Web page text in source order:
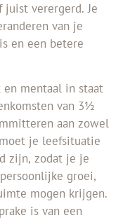
verergerd. Je
van je
en een betere
mentaal in staat
van 3½
aan zowel
je leefsituatie
zijn, zodat je je
groei,
mogen krijgen.
is van een